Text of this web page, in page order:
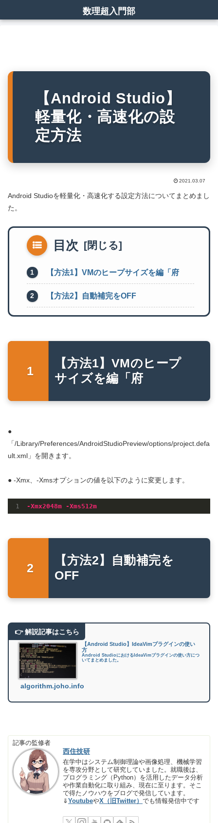
数理超入門部
【Android Studio】
軽量化・高速化の設
定方法
2021.03.07
Android Studioを軽量化・高速化する設定方法についてまとめまし
た。
目次
【方法1】VMのヒープサイズを編「府
【方法2】自動補完をOFF
【方法1】VMのヒープ
サイズを編「府
●
「/Library/Preferences/AndroidStudioPreview/options/project.defa
ult.xml」を開きます。
● -Xmx、-Xmsオプションの値を以下のように変更します。
-Xmx2048m -Xms512m
【方法2】自動補完を
OFF
【Android Studio】IdeaVimプラグインの使い
方
Android StudioにおけるIdeaVimプラグインの使い方につ
いてまとめました。
algorithm.joho.info
記事の監修者
西住技研
在学中はシステム制御理論や画像処理、機械学習
を専攻分野として研究していました。就職後は、
プログラミング（Python）を活用したデータ分析
や作業自動化に取り組み、現在に至ります。そこ
で得たノウハウをブログで発信しています。
⇓ YoutubeやX（旧Twitter）でも情報発信中です